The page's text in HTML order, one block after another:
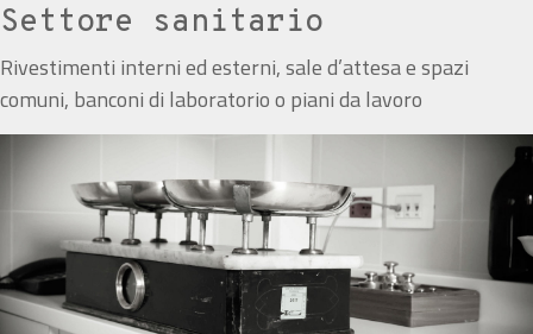
Settore sanitario
Rivestimenti interni ed esterni, sale d’attesa e spazi
comuni, banconi di laboratorio o piani da lavoro